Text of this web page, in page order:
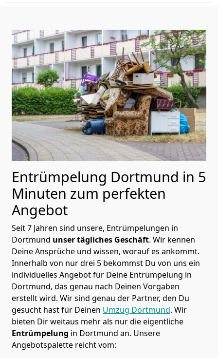
Entrümpelung Dortmund in 5
Minuten zum perfekten
Angebot
Seit 7 Jahren sind unsere, Entrümpelungen in
Dortmund unser tägliches Geschäft. Wir kennen
Deine Ansprüche und wissen, worauf es ankommt.
Innerhalb von nur drei 5 bekommst Du von uns ein
individuelles Angebot für Deine Entrümpelung in
Dortmund, das genau nach Deinen Vorgaben
erstellt wird. Wir sind genau der Partner, den Du
gesucht hast für Deinen Umzug Dortmund. Wir
bieten Dir weitaus mehr als nur die eigentliche
Entrümpelung in Dortmund an. Unsere
Angebotspalette reicht vom: